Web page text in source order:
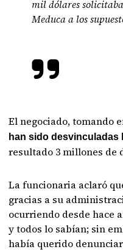
mil dólares
Meduca a los
El negociado, tomando
han sido desvinculadas
resultado 3 millones de
La funcionaria aclaró
gracias a su
ocurriendo desde hace
y todos lo sabían; sin
había querido